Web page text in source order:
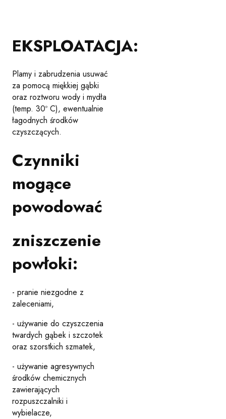
EKSPLOATACJA:
Plamy i zabrudzenia usuwać
za pomocą miękkiej gąbki
oraz roztworu wody i mydła
(temp. 30º C), ewentualnie
łagodnych środków
czyszczących.
Czynniki
mogące
powodować
zniszczenie
powłoki:
- pranie niezgodne z
zaleceniami,
- używanie do czyszczenia
twardych gąbek i szczotek
oraz szorstkich szmatek,
- używanie agresywnych
środków chemicznych
zawierających
rozpuszczalniki i
wybielacze,